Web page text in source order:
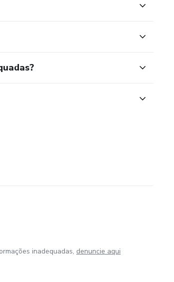
inadequadas, denuncie aqui